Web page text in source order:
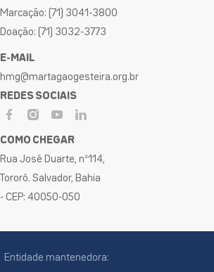
Marcação: (71) 3041-3800
Doação: (71) 3032-3773
E-MAIL
hmg@martagaogesteira.org.br
REDES SOCIAIS
COMO CHEGAR
Rua José Duarte, nº114,
Tororó. Salvador, Bahia
- CEP: 40050-050
Entidade mantenedora: